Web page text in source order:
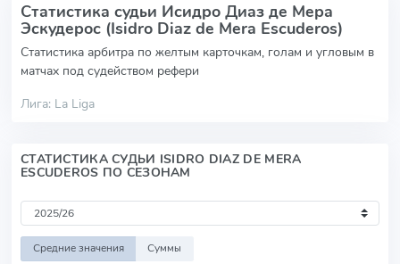
Статистика судьи Исидро Диаз де Мера
Эскудерос (Isidro Diaz de Mera Escuderos)
Статистика арбитра по желтым карточкам, голам и угловым в
матчах под судейством рефери
Лига: La Liga
СТАТИСТИКА СУДЬИ ISIDRO DIAZ DE MERA
ESCUDEROS ПО СЕЗОНАМ
Средние значения Суммы